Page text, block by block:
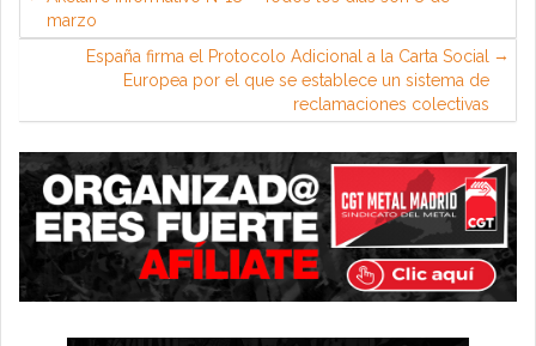
marzo
España firma el Protocolo Adicional a la Carta Social
Europea por el que se establece un sistema de
reclamaciones colectivas